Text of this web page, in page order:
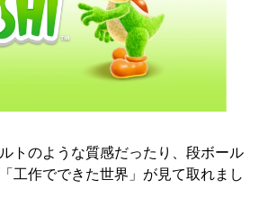
トのような質感だったり、段ボール
工作でできた世界」が見て取れまし